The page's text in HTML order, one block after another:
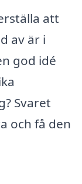
att
av är i
god idé
Svaret
och få den